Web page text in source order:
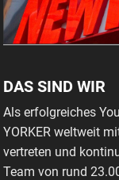
DAS SIND WIR
Als erfolgreiches
YORKER weltweit
vertreten und
Team von rund